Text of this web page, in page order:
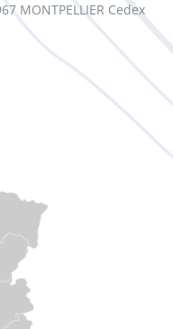
MONTPELLIER Cedex